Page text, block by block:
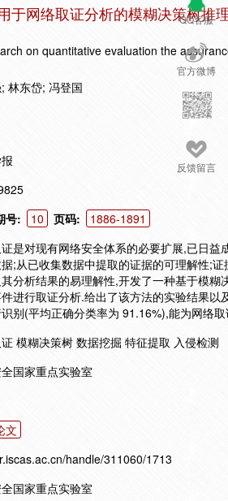
QQ客服
官方微博
反馈留言
于网络取证分析的模糊决策树推
on quantitative evaluation the
林东岱; 冯登国
号: 10 页码:
1886-1891
是对现有网络安全体系的必要扩展,已日
;从已收集数据中提取的证据的可理解性;
分析结果的易理解性,开发了一种基于模
进行取证分析.给出了该方法的实验结果
别(平均正确分类率为 91.16%),能为网络
模糊决策树 数据挖掘 特征提取 入侵检测
国家重点实验室
文
handle/311060/1713
国家重点实验室